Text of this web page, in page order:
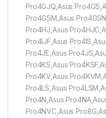
Pro4GJQ,Asus
Pro4GSM,Asus
Pro4HJ,Asus
Pro4IJF,Asus
Pro4JE,Asus
Pro4KS,Asus
Pro4KV,Asus
Pro4LS,Asus
Pro4N,Asus
Pro4NVC,Asus